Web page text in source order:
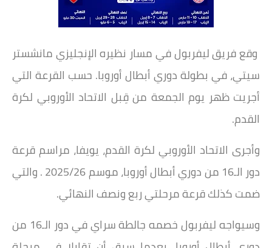
وقع فريق ليفربول في مسار نظيره الإنجليزي مانشستر
سيتي، في بطولة دوري أبطال أوروبا. حسب القرعة التي
أجريت ظهر يوم الجمعة من قِبل الاتحاد الأوروبي لكرة
القدم.
وأجرى الاتحاد الأوروبي لكرة القدم، يويفا، مراسم قرعة
دور الـ16 من دوري أبطال أوروبا، موسم 2025/26 . والتي
ضمت كذلك قرعة مرحلتي ربع ونصف النهائي.
وسيواجه ليفربول خصمه جالطة سراي في دور الـ16 من